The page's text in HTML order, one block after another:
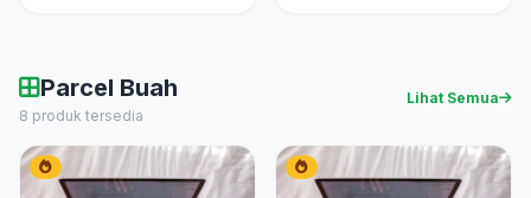
Parcel Buah
8 produk tersedia
Lihat Semua